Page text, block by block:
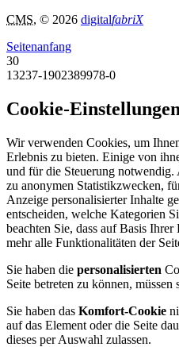
CMS, © 2026 digitalfabriX
Seitenanfang
30
13237-1902389978-0
Cookie-Einstellungen
Wir verwenden Cookies, um
Erlebnis zu bieten. Einige von
und für die Steuerung
zu anonymen Statistikzwecken,
Anzeige personalisierter Inhalte
entscheiden, welche Kategorien
beachten Sie, dass auf Basis
mehr alle Funktionalitäten der
Sie haben die personalisierten
Seite betreten zu können,
Sie haben das Komfort-Cookie
auf das Element oder die Seite
dieses per Auswahl zulassen.